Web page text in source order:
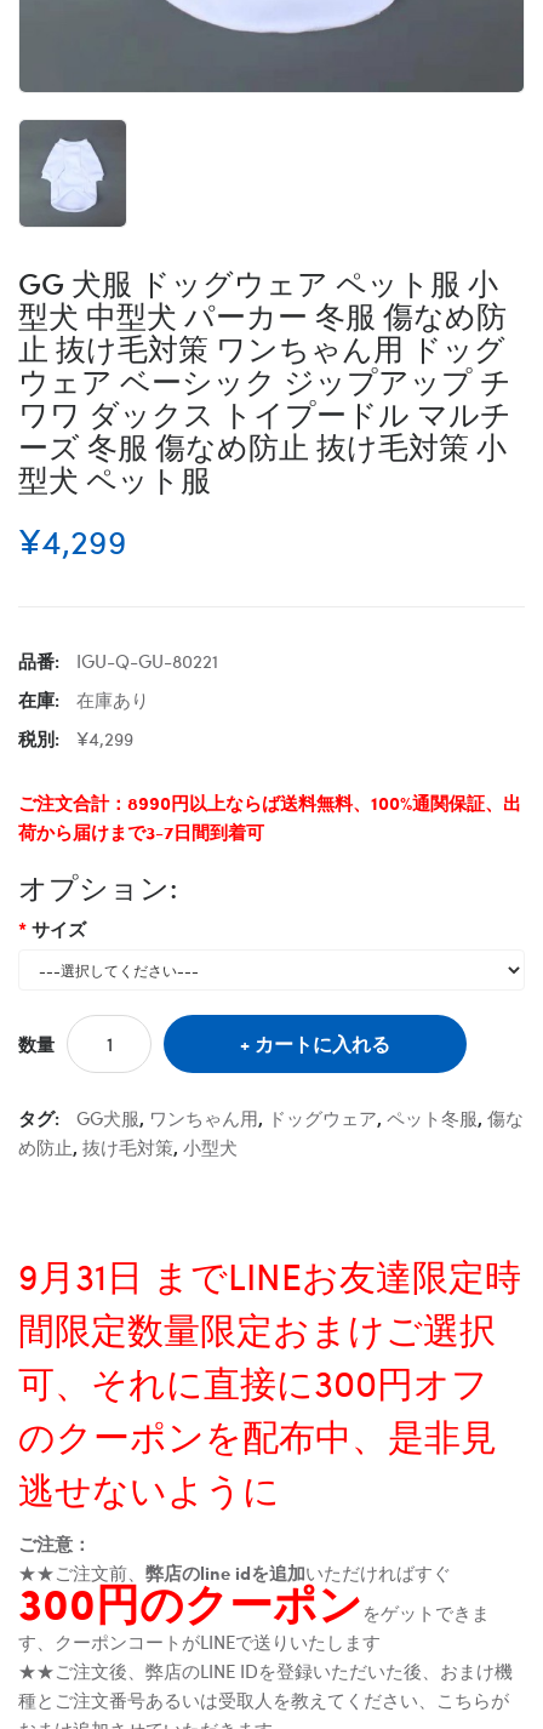
GG 犬服 ドッグウェア ペット服 小
型犬 中型犬 パーカー 冬服 傷なめ防
止 抜け毛対策 ワンちゃん用 ドッグ
ウェア ベーシック ジップアップ チ
ワワ ダックス トイプードル マルチ
ーズ 冬服 傷なめ防止 抜け毛対策 小
型犬 ペット服
¥4,299
品番:
IGU-Q-GU-80221
在庫:
在庫あり
税別:
¥4,299
ご注文合計：8990円以上ならば送料無料、100%通関保証、出
荷から届けまで3-7日間到着可
オプション:
サイズ
数量 カートに入れる
タグ: GG犬服, ワンちゃん用, ドッグウェア, ペット冬服, 傷な
め防止, 抜け毛対策, 小型犬
9月31日 までLINEお友達限定時
間限定数量限定おまけご選択
可、それに直接に300円オフ
のクーポンを配布中、是非見
逃せないように
ご注意：
★★ご注文前、 弊店のline idを追加いただければすぐ
300円のクーポンをゲットできま
す、クーポンコートがLINEで送りいたします
★★ご注文後、弊店のLINE IDを登録いただいた後、おまけ機
種とご注文番号あるいは受取人を教えてください、こちらが